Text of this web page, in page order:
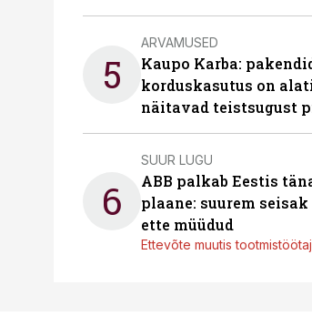
5
ARVAMUSED
Kaupo Karba:
korduskasutus on
näitavad teistsugust
6
SUUR LUGU
ABB palkab Eestis
plaane: suurem
ette müüdud
Ettevõte muutis